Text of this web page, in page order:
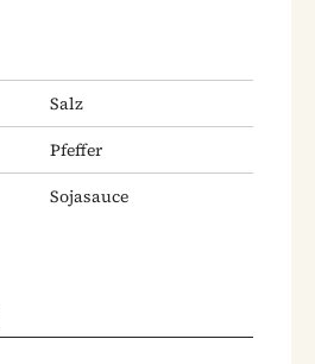
Salz
Pfeffer
Sojasauce